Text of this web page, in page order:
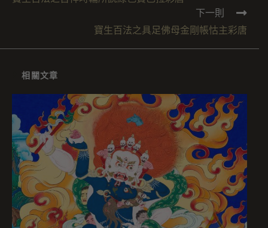
下一則
寶生百法之具足佛母金剛帳怙主彩唐
相關文章